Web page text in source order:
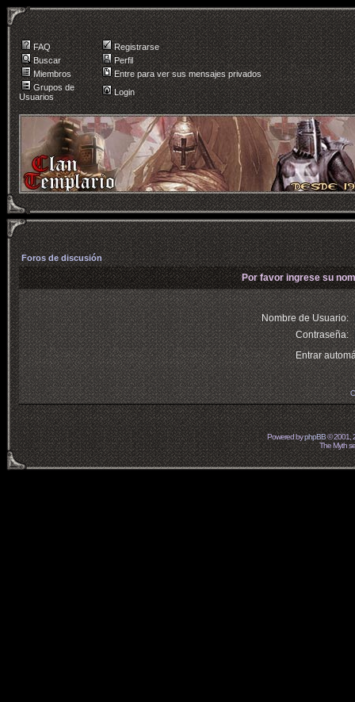
FAQ
Registrarse
Buscar
Perfil
Miembros
Entre para ver sus mensajes privados
Grupos de
Usuarios
Login
Foros de discusión
Por favor ingrese su
Nombre de Usuario:
Contraseña:
Entrar
Powered byphpBB© 2001,
The Myth